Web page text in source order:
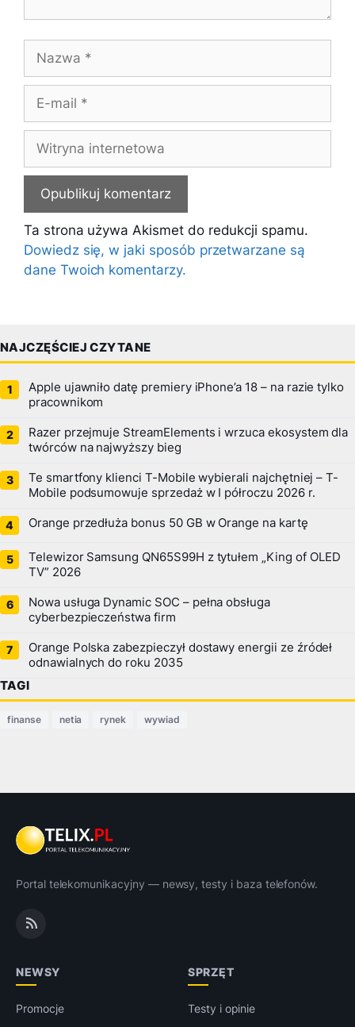
Nazwa
Witryna
internetowa
Ta strona używa Akismet do redukcji spamu.
Dowiedz się, w jaki sposób przetwarzane są
dane Twoich komentarzy.
NAJCZĘŚCIEJ CZYTANE
Apple ujawniło datę premiery iPhone’a 18 – na razie tylko
pracownikom
Razer przejmuje StreamElements i wrzuca ekosystem dla
twórców na najwyższy bieg
Te smartfony klienci T-Mobile wybierali najchętniej – T-
Mobile podsumowuje sprzedaż w I półroczu 2026 r.
Orange przedłuża bonus 50 GB w Orange na kartę
Telewizor Samsung QN65S99H z tytułem „King of OLED
TV” 2026
Nowa usługa Dynamic SOC – pełna obsługa
cyberbezpieczeństwa firm
Orange Polska zabezpieczył dostawy energii ze źródeł
odnawialnych do roku 2035
TAGI
finanse netia rynek wywiad
Portal telekomunikacyjny — newsy, testy i baza telefonów.
NEWSY
Promocje
SPRZĘT
Testy i opinie